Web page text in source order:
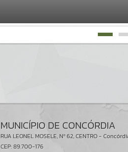
MUNICÍPIO DE CONCÓRDIA
RUA LEONEL MOSELE, Nº 62, CENTRO -
CEP: 89.700-176